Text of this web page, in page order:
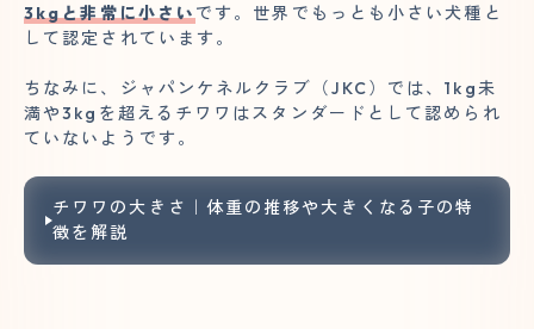
3kgと非常に小さい です。世界でもっとも小さい犬種と
して認定されています。
ちなみに、ジャパンケネルクラブ（JKC）では、1kg未
満や3kgを超えるチワワはスタンダードとして認められ
ていないようです。
チワワの大きさ｜体重の推移や大きくなる子の特
徴を解説